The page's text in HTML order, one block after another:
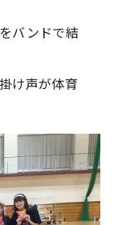
バンドで結
け声が体育